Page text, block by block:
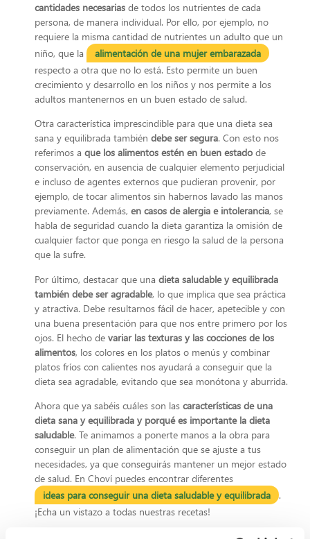
cantidades necesarias de todos los nutrientes de cada
persona, de manera individual. Por ello, por ejemplo, no
requiere la misma cantidad de nutrientes un adulto que un
niño, que la
alimentación de una mujer embarazada
respecto a otra que no lo está. Esto permite un buen
crecimiento y desarrollo en los niños y nos permite a los
adultos mantenernos en un buen estado de salud.
Otra característica imprescindible para que una dieta sea
sana y equilibrada también debe ser segura. Con esto nos
referimos a que los alimentos estén en buen estado de
conservación, en ausencia de cualquier elemento perjudicial
e incluso de agentes externos que pudieran provenir, por
ejemplo, de tocar alimentos sin habernos lavado las manos
previamente. Además, en casos de alergia e intolerancia, se
habla de seguridad cuando la dieta garantiza la omisión de
cualquier factor que ponga en riesgo la salud de la persona
que la sufre.
Por último, destacar que una dieta saludable y equilibrada
también debe ser agradable, lo que implica que sea práctica
y atractiva. Debe resultarnos fácil de hacer, apetecible y con
una buena presentación para que nos entre primero por los
ojos. El hecho de variar las texturas y las cocciones de los
alimentos, los colores en los platos o menús y combinar
platos fríos con calientes nos ayudará a conseguir que la
dieta sea agradable, evitando que sea monótona y aburrida.
Ahora que ya sabéis cuáles son las características de una
dieta sana y equilibrada y porqué es importante la dieta
saludable. Te animamos a ponerte manos a la obra para
conseguir un plan de alimentación que se ajuste a tus
necesidades, ya que conseguirás mantener un mejor estado
de salud. En Choví puedes encontrar diferentes
ideas para conseguir una dieta saludable y equilibrada
.
¡Echa un vistazo a todas nuestras recetas!